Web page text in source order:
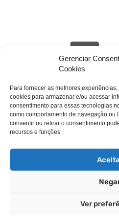
Gerenciar
Cookies
Para fornecer as melhores
cookies para armazenar e/ou acessar
consentimento para essas tecnologias
como comportamento de navegação ou
consentir ou retirar o consentimento
recursos e funções.
Ver
livehack.link/
Privacy